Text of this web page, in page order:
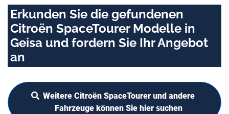
Erkunden Sie die gefundenen
Citroën SpaceTourer Modelle in
Geisa und fordern Sie Ihr Angebot
an
Weitere Citroën SpaceTourer und andere
Fahrzeuge können Sie hier suchen